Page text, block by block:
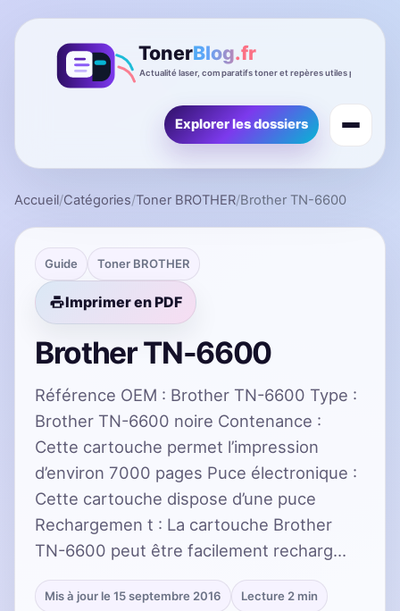
Explorer les dossiers
Accueil/Catégories/Toner BROTHER/Brother TN-6600
Guide Toner BROTHER
Imprimer en PDF
Brother TN-6600
Référence OEM : Brother TN-6600 Type :
Brother TN-6600 noire Contenance :
Cette cartouche permet l’impression
d’environ 7000 pages Puce électronique :
Cette cartouche dispose d’une puce
Rechargemen t : La cartouche Brother
TN-6600 peut être facilement recharg…
Mis à jour le 15 septembre 2016 Lecture 2 min